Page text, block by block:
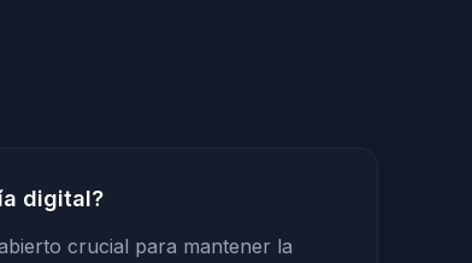
digital?
crucial para mantener la